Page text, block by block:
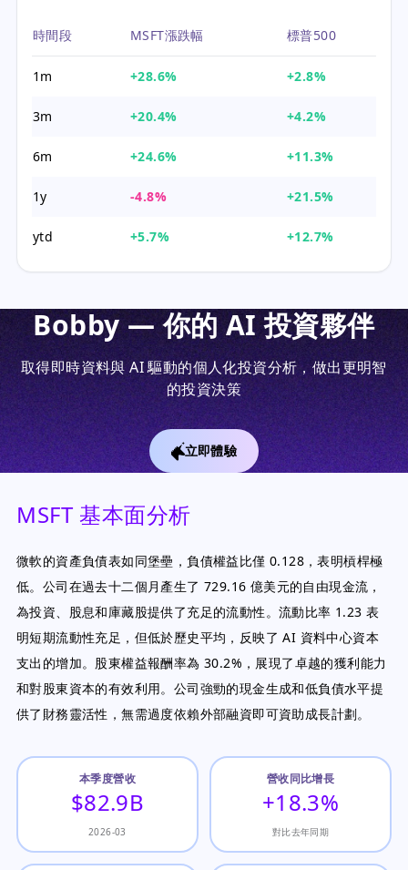
時間段 MSFT漲跌幅 標普500
1m +28.6% +2.8%
3m +20.4% +4.2%
6m +24.6% +11.3%
1y -4.8% +21.5%
ytd +5.7% +12.7%
Bobby — 你的 AI 投資夥伴
取得即時資料與 AI 驅動的個人化投資分析，做出更明智
的投資決策
立即體驗
MSFT 基本面分析
微軟的資產負債表如同堡壘，負債權益比僅 0.128，表明槓桿極
低。公司在過去十二個月產生了 729.16 億美元的自由現金流，
為投資、股息和庫藏股提供了充足的流動性。流動比率 1.23 表
明短期流動性充足，但低於歷史平均，反映了 AI 資料中心資本
支出的增加。股東權益報酬率為 30.2%，展現了卓越的獲利能力
和對股東資本的有效利用。公司強勁的現金生成和低負債水平提
供了財務靈活性，無需過度依賴外部融資即可資助成長計劃。
本季度營收
$82.9B
2026-03
營收同比增長
+18.3%
對比去年同期